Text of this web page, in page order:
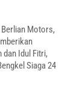
Berlian Motors,
dan Idul Fitri,
Siaga 24